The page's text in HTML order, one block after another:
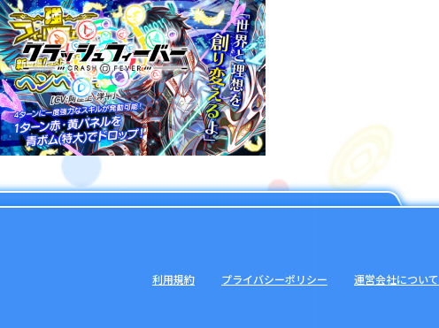
利用規約 プライバシーポリシー 運営会社について